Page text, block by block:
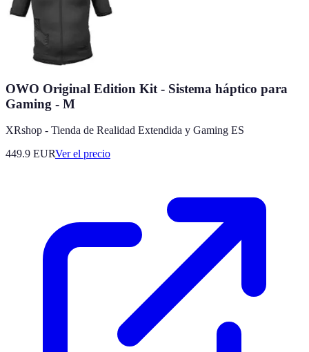
OWO Original Edition Kit - Sistema háptico para
Gaming - M
XRshop - Tienda de Realidad Extendida y Gaming ES
449.9 EURVer el precio